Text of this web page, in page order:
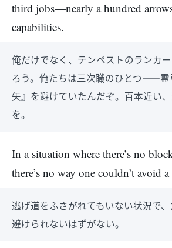
third jobs—nearly a hundred
capabilities.
俺だけでなく、テンペストのランカ
ろう。俺たちは三次職のひとつ――霊
矢』を避けていたんだぞ。百本近い
を。
In a situation where there’s no
there’s no way one couldn’t avoid
逃げ道をふさがれてもいない状況で
避けられないはずがない。